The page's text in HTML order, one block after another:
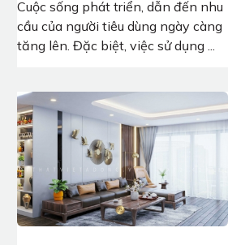
Cuộc sống phát triển, dẫn đến nhu
cầu của người tiêu dùng ngày càng
tăng lên. Đặc biệt, việc sử dụng ...